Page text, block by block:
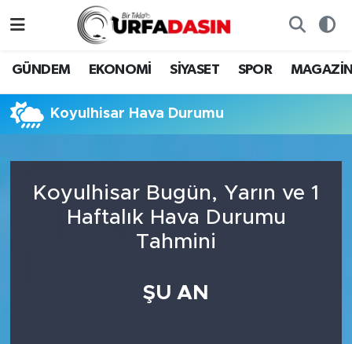
GÜNDEM EKONOMİ SİYASET SPOR
Koyulhisar Hava Durumu
Koyulhisar Bugün, Yarın ve 1
Haftalık Hava Durumu
Tahmini
ŞU AN
MAGAZİN
Nöbetçi Eczaneler
Süper Lig Puan Durumu ve Fikstür
Son Dakika Haberleri